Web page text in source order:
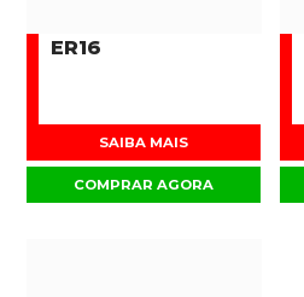
ER16
SAIBA MAIS
COMPRAR AGORA